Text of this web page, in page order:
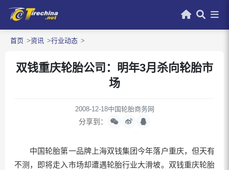
首页 资讯 行业动态
双钱重庆轮胎公司：明年3月杀向轮胎市
场
2008-12-18中国轮胎商务网
分享到：
中国轮胎第一品牌上海双钱集团今年落户重庆，但天有
不测，即将走入市场却遭遇轮胎行业大滑坡。双钱重庆轮胎